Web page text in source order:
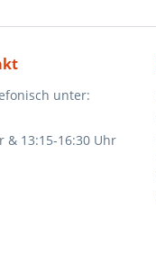
unter:
& 13:15-16:30 Uhr